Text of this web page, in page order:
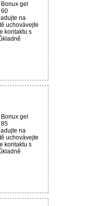
gel
na
uchovávejte
kontaktu s
gel
na
uchovávejte
kontaktu s